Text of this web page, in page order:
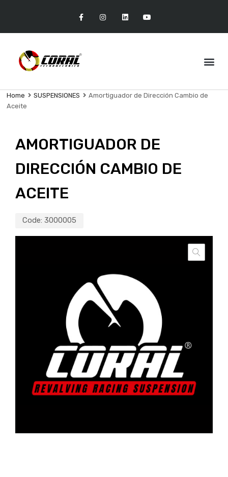
Home SUSPENSIONES
Amortiguador de Dirección Cambio de
Aceite
AMORTIGUADOR DE
DIRECCIÓN CAMBIO DE
ACEITE
Code: 3000005